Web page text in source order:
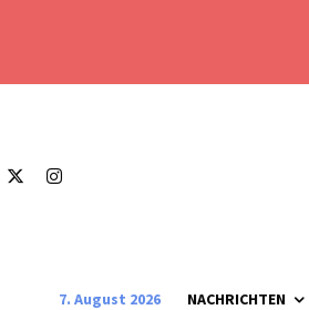
7. August 2026 NACHRICHTEN